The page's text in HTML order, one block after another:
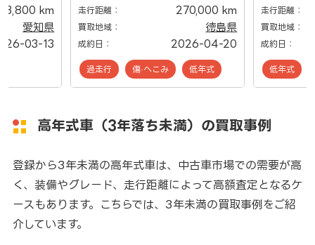
km
愛知県
03-13
走行距離： 270,000 km
買取地域： 徳島県
成約日： 2026-04-20
過走行 傷·へこみ 低年式
走行距離：
買取地域：
成約日：
低年式
高年式車（3年落ち未満）の買取事例
登録から3年未満の高年式車は、中古車市場での需要が高
く、装備やグレード、走行距離によって高額査定となるケ
ースもあります。こちらでは、3年未満の買取事例をご紹
介しています。